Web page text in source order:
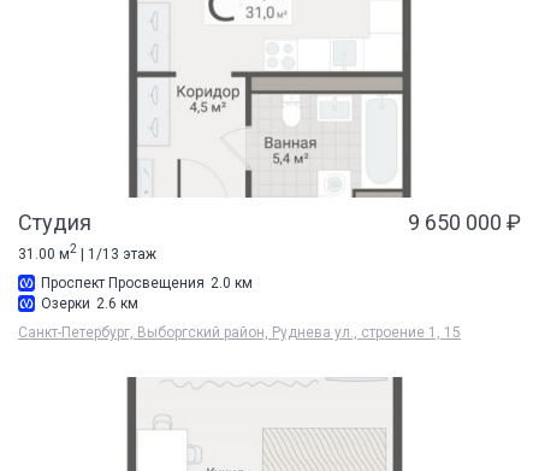
Студия 9 650 000 ₽
31.00 м2
| 1/13 этаж
Проспект Просвещения 2.0 км
Озерки 2.6 км
Санкт-Петербург, Выборгский район, Руднева ул., строение 1, 15